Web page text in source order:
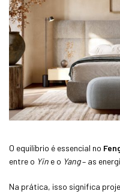
O equilíbrio é essencial no
entre o Yin e o Yang– as
Na prática, isso significa